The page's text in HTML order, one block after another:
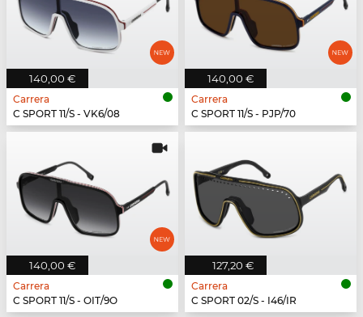
140,00 €
Carrera
C SPORT 11/S - VK6/08
140,00 €
Carrera
C SPORT 11/S - PJP/70
140,00 €
Carrera
C SPORT 11/S - OIT/9O
127,20 €
Carrera
C SPORT 02/S - I46/IR